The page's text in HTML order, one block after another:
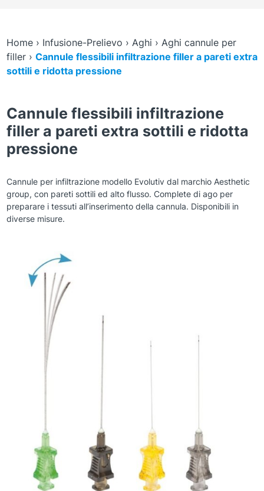
Home› Infusione-Prelievo › Aghi › Aghi cannule per
filler› Cannule​ flessibili infiltrazione filler a pareti extra
sottili e ridotta pressione
Cannule​ flessibili infiltrazione
filler a pareti extra sottili e ridotta
pressione
Cannule per infiltrazione modello Evolutiv dal marchio Aesthetic
group, con pareti sottili ed alto flusso. Complete di ago per
preparare i tessuti all’inserimento della cannula. Disponibili in
diverse misure.